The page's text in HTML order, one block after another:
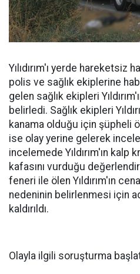
Yılıdırım'ı yerde hareketsiz
polis ve sağlık ekiplerine
gelen sağlık ekipleri
belirledi. Sağlık ekipleri
kanama olduğu için şüpheli
ise olay yerine gelerek
incelemede Yıldırım'ın kalp
kafasını vurduğu
feneri ile ölen Yıldırım'ın
nedeninin belirlenmesi için
kaldırıldı.
Olayla ilgili soruşturma